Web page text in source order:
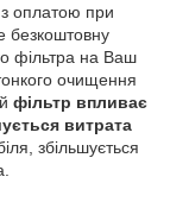
оплатою при
безкоштовну
фільтра на Ваш
очищення
фільтр впливає
витрата
збільшується